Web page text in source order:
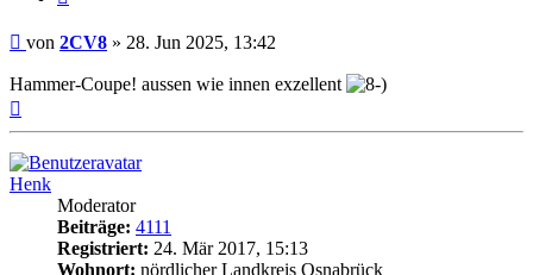
Beitrag
von 2CV8 » 28. Jun 2025, 13:42
Hammer-Coupe! aussen wie innen exzellent
Henk
Moderator
Beiträge: 4111
Registriert: 24. Mär 2017, 15:13
Wohnort: nördlicher Landkreis Osnabrück